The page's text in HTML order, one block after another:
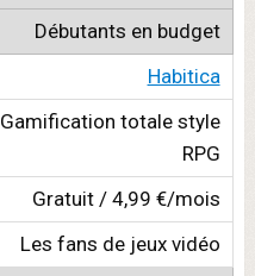
Débutants en budget
Habitica
Gamification totale style
RPG
Gratuit / 4,99 €/mois
Les fans de jeux vidéo